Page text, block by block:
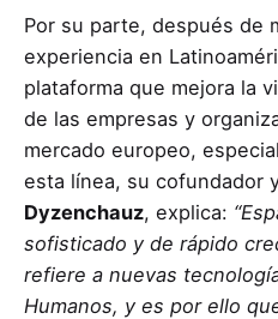
Por su parte, después de
experiencia en
plataforma que mejora la
de las empresas y
mercado europeo,
esta línea, su cofundador
Dyzenchauz, explica:
sofisticado y de rápido
refiere a nuevas
Humanos, y es por ello